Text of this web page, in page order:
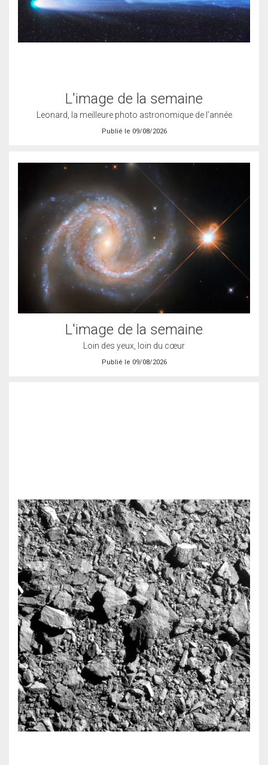
L'image de la semaine
Leonard, la meilleure photo astronomique de l’année
Publié le 09/08/2026
L'image de la semaine
Loin des yeux, loin du cœur
Publié le 09/08/2026